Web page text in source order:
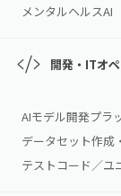
メンタルヘルスAI
開発・ITオ
AIモデル開発プラ
データセット作成
テストコード／ユ